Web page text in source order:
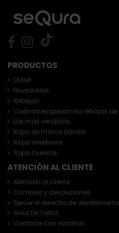
PRODUCTOS
Outlet
Novedades
Rebajas
Cuándo empiezan las rebajas de
Los más vendidos
Ropa de marca barata
Ropa streetwear
Ropa Oversize
ATENCIÓN AL CLIENTE
Atención al cliente
Cambios y devoluciones
Ejercer el derecho de desistimiento
Guía De Tallas
Contacte con nosotros